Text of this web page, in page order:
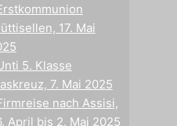
17. Mai
5. Klasse
7. Mai 2025
nach Assisi,
April bis 2. Mai 2025